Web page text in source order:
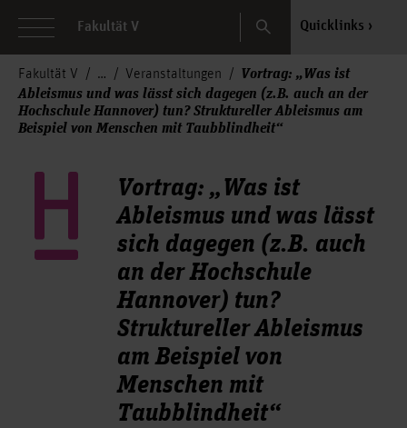
Fakultät V Search Quicklinks
Fakultät V Veranstaltungen
Vortrag: „Was ist
Ableismus und was lässt sich dagegen (z.B. auch an der
Hochschule Hannover) tun? Struktureller Ableismus am
Beispiel von Menschen mit Taubblindheit“
Vortrag: „Was ist
Ableismus und was lässt
sich dagegen (z.B. auch
an der Hochschule
Hannover) tun?
Struktureller Ableismus
am Beispiel von
Menschen mit
Taubblindheit“